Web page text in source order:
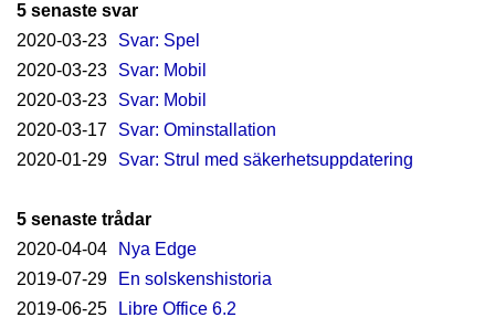
5 senaste svar
2020-03-23
Svar: Spel
2020-03-23
Svar: Mobil
2020-03-23
Svar: Mobil
2020-03-17
Svar: Ominstallation
2020-01-29
Svar: Strul med säkerhetsuppdatering
5 senaste trådar
2020-04-04
Nya Edge
2019-07-29
En solskenshistoria
2019-06-25
Libre Office 6.2